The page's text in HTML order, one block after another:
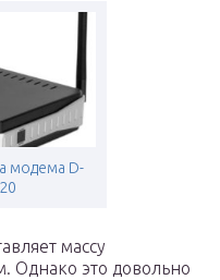
модема D-
массу
Однако это довольно